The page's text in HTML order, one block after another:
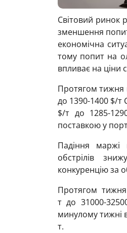
Світовий ринок
зменшення
економічна
тому попит на
впливає на ціни
Протягом тижня
до 1390-1400 $/т
$/т до 1285-
поставкою у
Падіння маржі
обстрілів
конкуренцію за
Протягом
т до 31000-
минулому тижні
т.